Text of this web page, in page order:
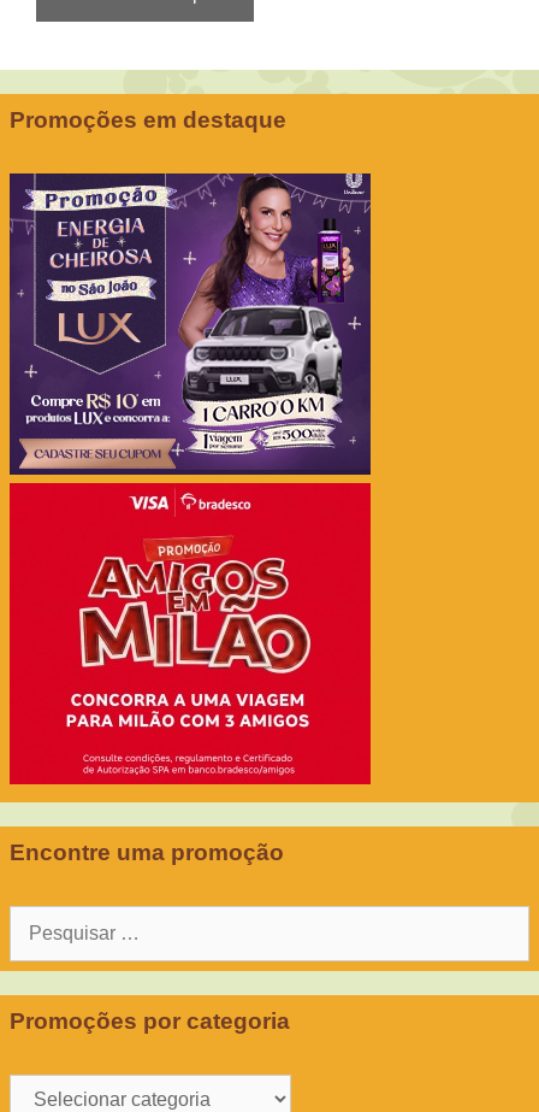
Promoções em destaque
Encontre uma promoção
Pesquisar
Promoções por categoria
Promoções